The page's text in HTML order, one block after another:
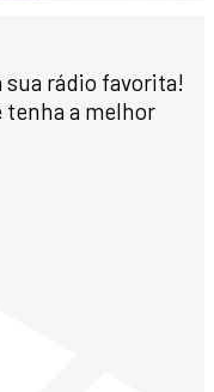
rádio favorita!
tenha a melhor